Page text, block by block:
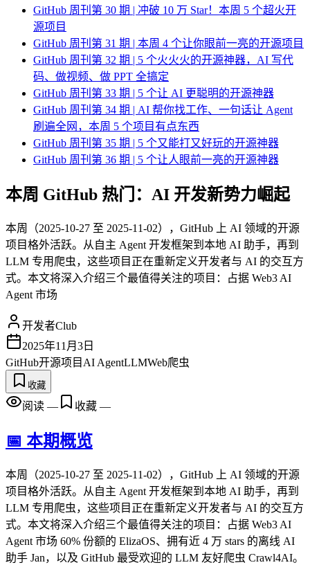
GitHub 周刊第 30 期 | 冲破 10 万 Star！本周 5 个超火开
源项目
GitHub 周刊第 31 期 | 本周 4 个让你眼前一亮的开源项目
GitHub 周刊第 32 期 | 5 个火火火的开源神器，AI 写代
码、做视频、做 PPT 全搞定
GitHub 周刊第 33 期 | 5 个让 AI 更聪明的开源神器
GitHub 周刊第 34 期 | AI 帮你找工作、一句话让 Agent
刷遍全网，本周 5 个项目有点东西
GitHub 周刊第 35 期 | 5 个又能打又好玩的开源神器
GitHub 周刊第 36 期 | 5 个让人眼前一亮的开源神器
本周 GitHub 热门：AI 开发新势力崛起
本周（2025-10-27 至 2025-11-02），GitHub 上 AI 领域的开源
项目格外活跃。从自主 Agent 开发框架到本地 AI 助手，再到
LLM 专用爬虫，这些项目正在重新定义开发者与 AI 的交互方
式。本文将深入介绍三个最值得关注的项目：占据 Web3 AI
Agent 市场
开发者Club
2025年11月3日
GitHub开源项目 AI AgentLLMWeb爬虫
收藏
阅读 — 收藏 —
📅 本期概览
本周（2025-10-27 至 2025-11-02），GitHub 上 AI 领域的开源
项目格外活跃。从自主 Agent 开发框架到本地 AI 助手，再到
LLM 专用爬虫，这些项目正在重新定义开发者与 AI 的交互方
式。本文将深入介绍三个最值得关注的项目：占据 Web3 AI
Agent 市场 60% 份额的 ElizaOS、拥有近 4 万 stars 的离线 AI
助手 Jan，以及 GitHub 最受欢迎的 LLM 友好爬虫 Crawl4AI。